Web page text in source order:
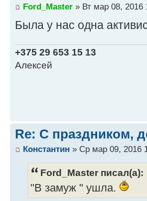
Ford_Master » Вт мар 08, 2016
Была у нас одна
+375 29 653 15 13
Алексей
Re: С праздником,
Константин » Ср мар 09, 2016
Ford_Master писал(а):
"В замуж " ушла.